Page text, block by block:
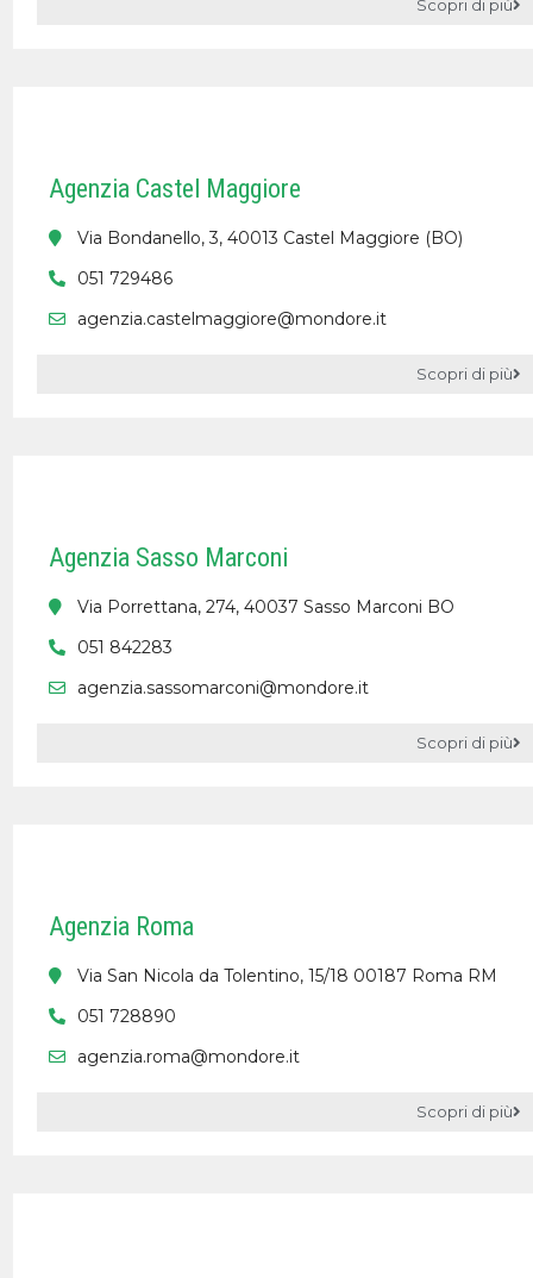
Scopri di più
Agenzia Castel Maggiore
Via Bondanello, 3, 40013 Castel Maggiore (BO)
051 729486
agenzia.castelmaggiore@mondore.it
Scopri di più
Agenzia Sasso Marconi
Via Porrettana, 274, 40037 Sasso Marconi BO
051 842283
agenzia.sassomarconi@mondore.it
Scopri di più
Agenzia Roma
Via San Nicola da Tolentino, 15/18 00187 Roma RM
051 728890
agenzia.roma@mondore.it
Scopri di più